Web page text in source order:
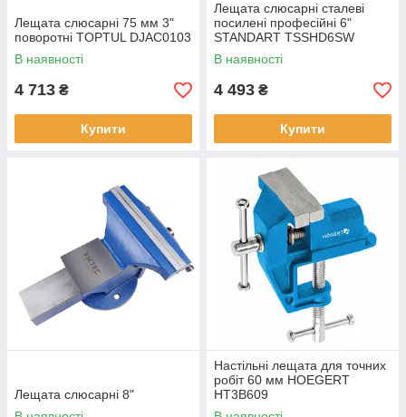
Лещата слюсарні 75 мм 3"
поворотні TOPTUL DJAC0103
В наявності
4 713 ₴
Купити
Лещата слюсарні сталеві
посилені професійні 6"
STANDART TSSHD6SW
В наявності
4 493 ₴
Купити
Лещата слюсарні 8"
Настільні лещата для точних
робіт 60 мм HOEGERT
HT3B609